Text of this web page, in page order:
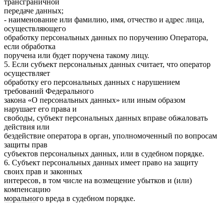
передаче данных;
- наименование или фамилию, имя, отчество и адрес лица,
осуществляющего
обработку персональных данных по поручению Оператора,
если обработка
поручена или будет поручена такому лицу.
5. Если субъект персональных данных считает, что оператор
осуществляет
обработку его персональных данных с нарушением
требований Федерального
закона «О персональных данных» или иным образом
нарушает его права и
свободы, субъект персональных данных вправе обжаловать
действия или
бездействие оператора в орган, уполномоченный по вопросам
защиты прав
субъектов персональных данных, или в судебном порядке.
6. Субъект персональных данных имеет право на защиту
своих прав и законных
интересов, в том числе на возмещение убытков и (или)
компенсацию
морального вреда в судебном порядке.